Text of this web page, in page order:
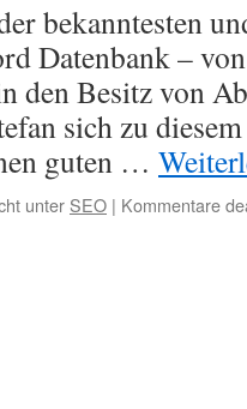
bekanntesten
Datenbank –
den Besitz von
sich zu
guten …
unter SEO | Kommentare